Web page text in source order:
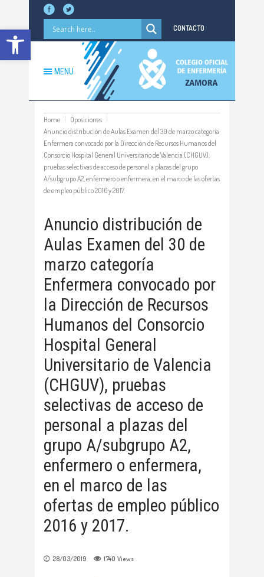
Abrir barra de herramientas CONTACTO
MENU
Home
Oposiciones
Anuncio distribución de Aulas Examen del 30 de marzo categoría
Enfermera convocado por la Dirección de Recursos Humanos del
Consorcio Hospital General Universitario de Valencia (CHGUV),
pruebas selectivas de acceso de personal a plazas del grupo
A/subgrupo A2, enfermero o enfermera, en el marco de las ofertas
de empleo público 2016 y 2017.
Anuncio distribución de
Aulas Examen del 30 de
marzo categoría
Enfermera convocado por
la Dirección de Recursos
Humanos del Consorcio
Hospital General
Universitario de Valencia
(CHGUV), pruebas
selectivas de acceso de
personal a plazas del
grupo A/subgrupo A2,
enfermero o enfermera,
en el marco de las
ofertas de empleo público
2016 y 2017.
28/03/2019 1740 Views